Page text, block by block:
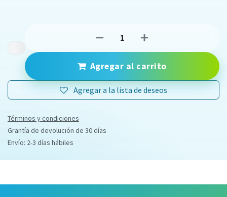
Agregar al carrito
Agregar a la lista de deseos
Términos y condiciones
Grantía de devolución de 30 días
Envío: 2-3 días hábiles